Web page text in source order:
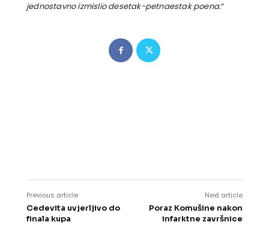
jednostavno izmislio desetak-petnaestak poena.“
Previous article
Cedevita uvjerljivo do
finala kupa
Next article
Poraz Komušine nakon
infarktne završnice